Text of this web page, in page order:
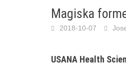
Magiska
2018-10-07
USANA Health